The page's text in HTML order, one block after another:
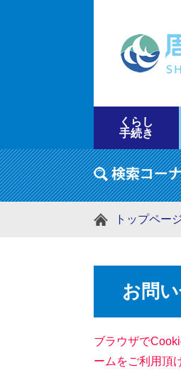
くらし
手続き
トップペー
お問
ブラウザで
ームをご利用頂